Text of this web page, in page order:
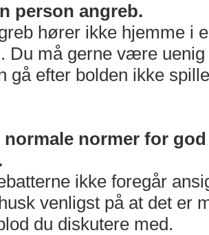
person angreb.
hører ikke hjemme i
Du må gerne være uenig
gå efter bolden ikke
normale normer for god
ikke foregår
venligst på at det er
du diskutere med.